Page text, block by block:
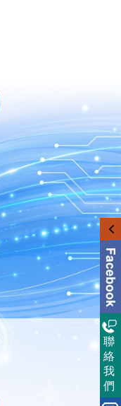
聯
絡
我
們